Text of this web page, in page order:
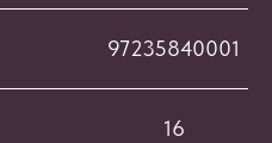
97235840001
16